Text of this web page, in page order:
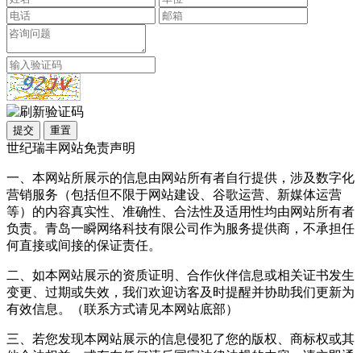
提交 重置
世纪瑞丰网站免责声明
一、本网站所展示的信息由网站所有者自行提供，涉及数字化
营销服务（包括但不限于网站建设、谷歌运营、新媒体运营
等）的内容真实性、准确性、合法性及适用性均由网站所有者
负责。青岛一瞬网络科技有限公司作为服务提供商，不承担任
何直接或间接的保证责任。
二、如本网站展示的资质证明、合作伙伴信息或相关证书发生
变更、过期或失效，我们欢迎访客及时提醒并协助我们更新为
有效信息。（联系方式请见本网站底部）
三、若您发现本网站展示的信息侵犯了您的版权、商标权或其